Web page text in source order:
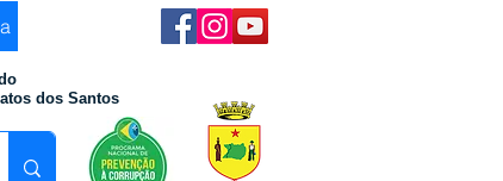
dos Santos